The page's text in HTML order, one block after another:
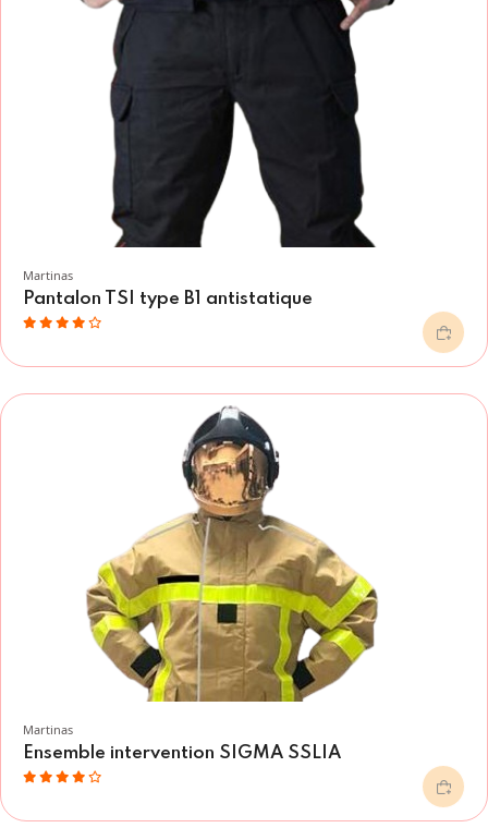
Martinas
Pantalon TSI type B1 antistatique
Martinas
Ensemble intervention SIGMA SSLIA